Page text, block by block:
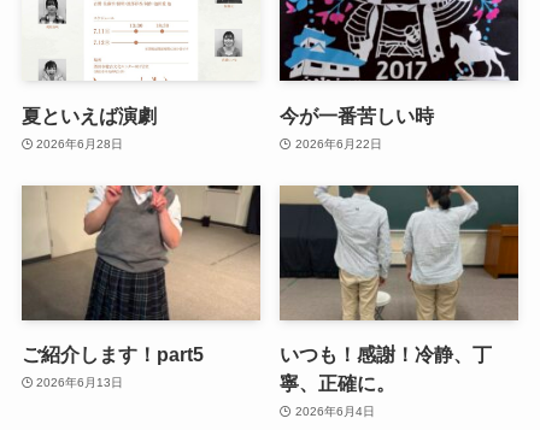
夏といえば演劇
2026年6月28日
今が一番苦しい時
2026年6月22日
ご紹介します！part5
2026年6月13日
いつも！感謝！冷静、丁
寧、正確に。
2026年6月4日